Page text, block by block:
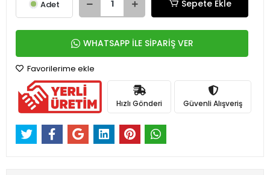
Adet Sepete Ekle
WHATSAPP İLE SİPARİŞ VER
Favorilerime ekle
Hızlı Gönderi Güvenli Alışveriş